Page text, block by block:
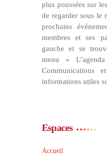
plus poussées sur
de regarder sous le
prochains
membres et ses
gauche et se
menu «
Communications
informations utiles
Espaces
Accueil